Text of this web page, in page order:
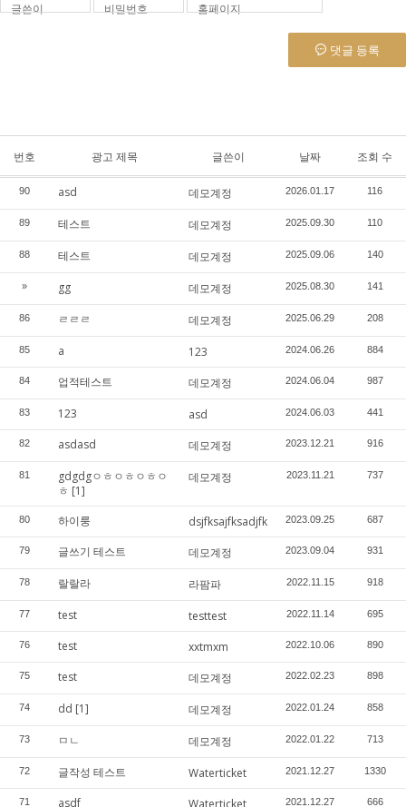
글쓴이 비밀번호 홈페이지
댓글 등록
번호 광고 제목 글쓴이 날짜 조회 수
90 asd 데모계정 2026.01.17 116
89 테스트 데모계정 2025.09.30 110
88 테스트 데모계정 2025.09.06 140
» gg 데모계정 2025.08.30 141
86 ㄹㄹㄹ 데모계정 2025.06.29 208
85 a 123 2024.06.26 884
84 업적테스트 데모계정 2024.06.04 987
83 123 asd 2024.06.03 441
82 asdasd 데모계정 2023.12.21 916
81
gdgdgㅇㅎㅇㅎㅇㅎㅇ
ㅎ [1]
데모계정 2023.11.21 737
80 하이룽 dsjfksajfksadjfk 2023.09.25 687
79 글쓰기 테스트 데모계정 2023.09.04 931
78 랄랄라 라팜파 2022.11.15 918
77 test testtest 2022.11.14 695
76 test xxtmxm 2022.10.06 890
75 test 데모계정 2022.02.23 898
74 dd [1] 데모계정 2022.01.24 858
73 ㅁㄴ 데모계정 2022.01.22 713
72 글작성 테스트 Waterticket 2021.12.27 1330
71 asdf Waterticket 2021.12.27 666